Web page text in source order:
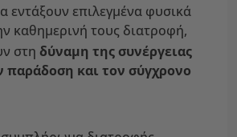
εντάξουν επιλεγμένα φυσικά
καθημερινή τους διατροφή,
στη δύναμη της συνέργειας
παράδοση και τον σύγχρονο